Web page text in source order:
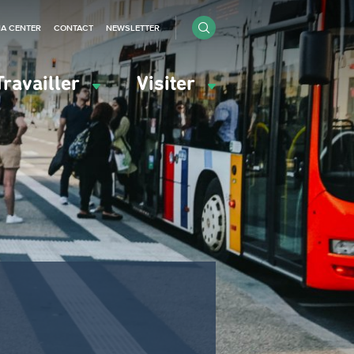
Visiter
CENTER CONTACT NEWSLETTER